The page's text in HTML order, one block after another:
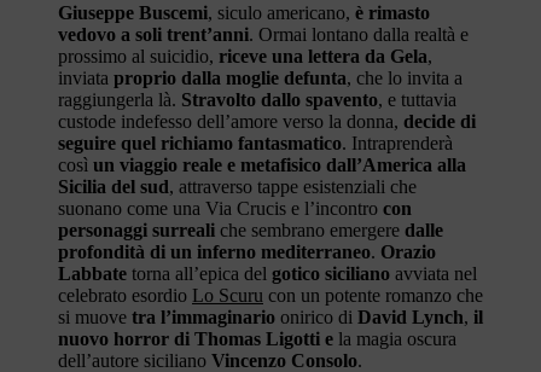
Giuseppe Buscemi, siculo americano, è rimasto
vedovo a soli trent’anni. Ormai lontano dalla realtà e
prossimo al suicidio, riceve una lettera da Gela,
inviata proprio dalla moglie defunta, che lo invita a
raggiungerla là. Stravolto dallo spavento, e tuttavia
custode indefesso dell’amore verso la donna, decide di
seguire quel richiamo fantasmatico. Intraprenderà
così un viaggio reale e metafisico dall’America alla
Sicilia del sud, attraverso tappe esistenziali che
suonano come una Via Crucis e l’incontro con
personaggi surreali che sembrano emergere dalle
profondità di un inferno mediterraneo. Orazio
Labbate torna all’epica del gotico siciliano avviata nel
celebrato esordio Lo Scuru con un potente romanzo che
si muove tra l’immaginario onirico di David Lynch, il
nuovo horror di Thomas Ligotti e la magia oscura
dell’autore siciliano Vincenzo Consolo.